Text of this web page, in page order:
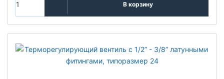
В корзину